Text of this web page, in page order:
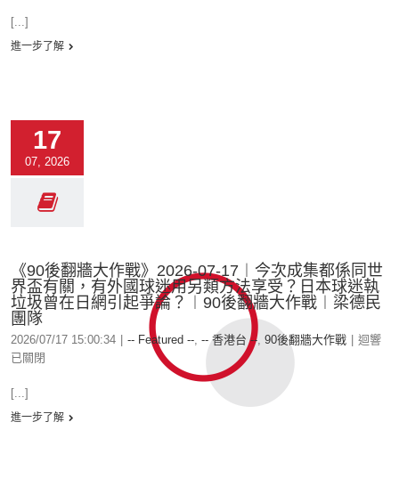
[...]
進一步了解
17
07, 2026
《90後翻牆大作戰》2026-07-17︱今次成集都係同世
界盃有關，有外國球迷用另類方法享受？日本球迷執
垃圾曾在日網引起爭論？︱90後翻牆大作戰︱梁德民
團隊
2026/07/17 15:00:34 -- Featured --, -- 香港台 --, 90後翻牆大作戰
迴響
已關閉
[...]
進一步了解